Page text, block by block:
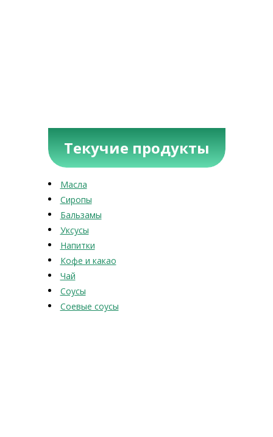
Текучие продукты
Масла
Сиропы
Бальзамы
Уксусы
Напитки
Кофе и какао
Чай
Соусы
Соевые соусы